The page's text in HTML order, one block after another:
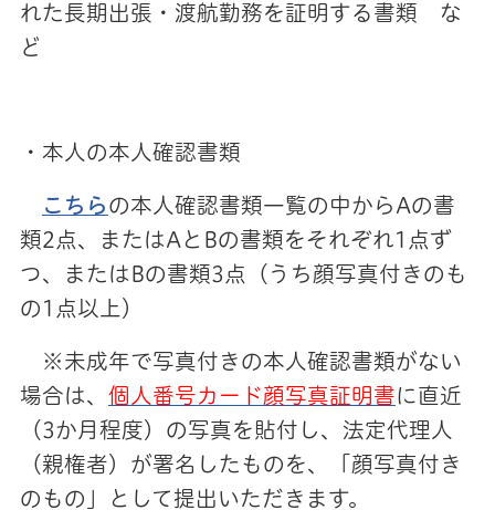
れた長期出張・渡航勤務を証明する書類 な
ど
・本人の本人確認書類
こちら の本人確認書類一覧の中からAの書
類2点、またはAとBの書類をそれぞれ1点ず
つ、またはBの書類3点（うち顔写真付きのも
の1点以上）
※未成年で写真付きの本人確認書類がない
場合は、 個人番号カード顔写真証明書に直近
（3か月程度）の写真を貼付し、法定代理人
（親権者）が署名したものを、「顔写真付き
のもの」として提出いただきます。